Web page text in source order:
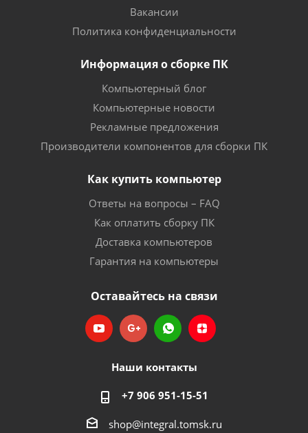
Вакансии
Политика конфиденциальности
Информация о сборке ПК
Компьютерный блог
Компьютерные новости
Рекламные предложения
Производители компонентов для сборки ПК
Как купить компьютер
Ответы на вопросы – FAQ
Как оплатить сборку ПК
Доставка компьютеров
Гарантия на компьютеры
Оставайтесь на связи
Наши контакты
+7 906 951-15-51
shop@integral.tomsk.ru